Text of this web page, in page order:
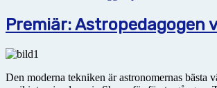
Premiär: Astropedagogen
Den moderna tekniken är astronomernas bästa